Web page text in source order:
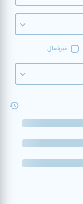
غیرفعال